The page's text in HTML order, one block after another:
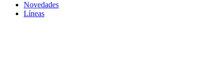
Novedades
Líneas